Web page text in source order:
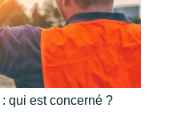
qui est concerné ?